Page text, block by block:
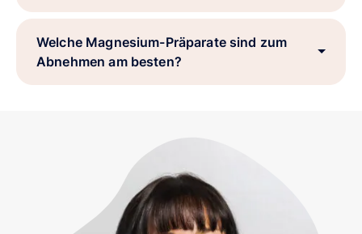
Welche Magnesium-Präparate sind zum
Abnehmen am besten?